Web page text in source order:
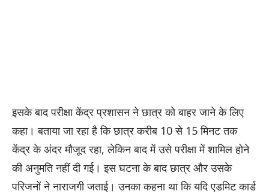
इसके बाद परीक्षा केंद्र प्रशासन ने छात्र को बाहर जाने के लिए
कहा। बताया जा रहा है कि छात्र करीब 10 से 15 मिनट तक
केंद्र के अंदर मौजूद रहा, लेकिन बाद में उसे परीक्षा में शामिल होने
की अनुमति नहीं दी गई। इस घटना के बाद छात्र और उसके
परिजनों ने नाराजगी जताई। उनका कहना था कि यदि एडमिट कार्ड